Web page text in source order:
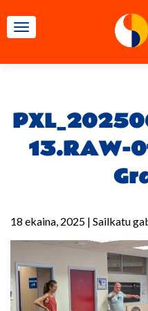
TOGGLE NAVIGATION
13.RAW-
18 ekaina, 2025 | Sailkatu